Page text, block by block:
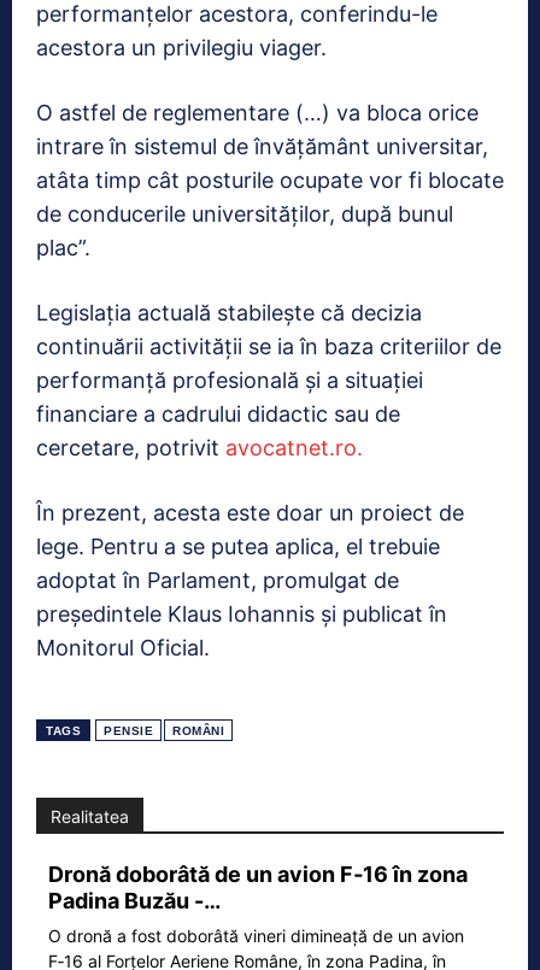
performanţelor acestora, conferindu-le
acestora un privilegiu viager.
O astfel de reglementare (…) va bloca orice
intrare în sistemul de învăţământ universitar,
atâta timp cât posturile ocupate vor fi blocate
de conducerile universităţilor, după bunul
plac”.
Legislația actuală stabilește că decizia
continuării activității se ia în baza criteriilor de
performanță profesională și a situației
financiare a cadrului didactic sau de
cercetare, potrivit avocatnet.ro.
În prezent, acesta este doar un proiect de
lege. Pentru a se putea aplica, el trebuie
adoptat în Parlament, promulgat de
președintele Klaus Iohannis și publicat în
Monitorul Oficial.
TAGS PENSIE ROMÂNI
Realitatea
Dronă doborâtă de un avion F‑16 în zona
Padina Buzău -…
O dronă a fost doborâtă vineri dimineață de un avion
F‑16 al Forțelor Aeriene Române, în zona Padina, în